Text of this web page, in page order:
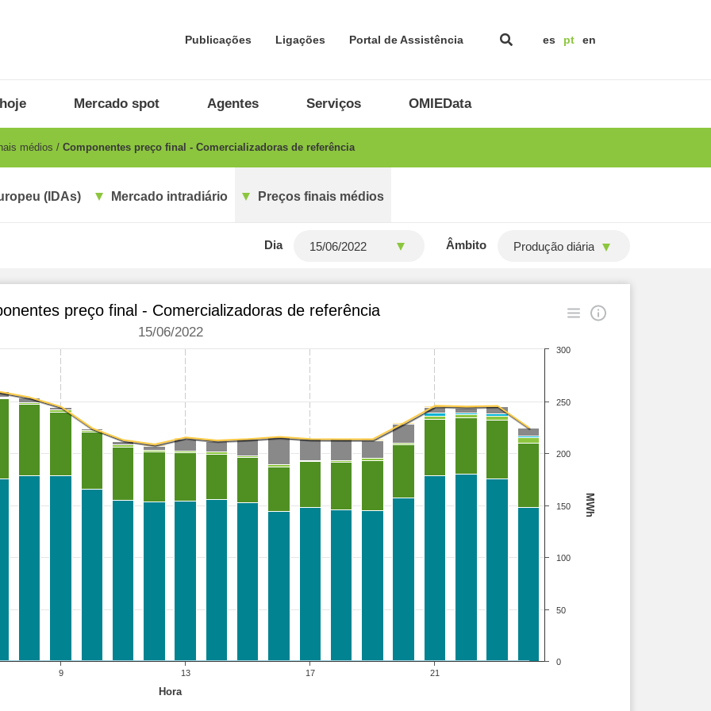
Publicações Ligações Portal de Assistência es pt en
Mercado spot Agentes Serviços OMIEData
médios Componentes preço final - Comercializadoras de referência
(IDAs) Mercado intradiário Preços finais médios
Dia Âmbito Produção diária
Hora
MWh
preço final - Comercializadoras de referência
15/06/2022
9 13 17 21
0
50
100
150
200
250
300